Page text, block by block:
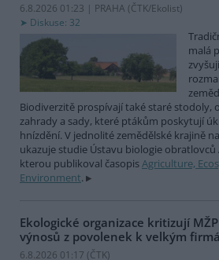
6.8.2026 01:23 | PRAHA (ČTK/Ekolist)
Diskuse: 32
malá
Biodiverzitě prospívají také staré stodoly,
zahrady a sady, které ptákům poskytují
hnízdění. V jednolité zemědělské krajině
ukazuje studie Ústavu biologie obratlovců
kterou publikoval časopisAgriculture,
Environment.
Ekologické organizace kritizují
výnosů z povolenek k velkým
6.8.2026 01:17 (ČTK)